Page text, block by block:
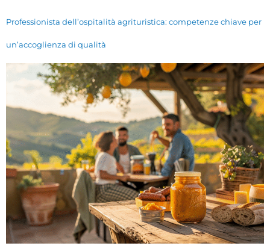
Professionista dell’ospitalità agrituristica: competenze chiave per
un’accoglienza di qualità